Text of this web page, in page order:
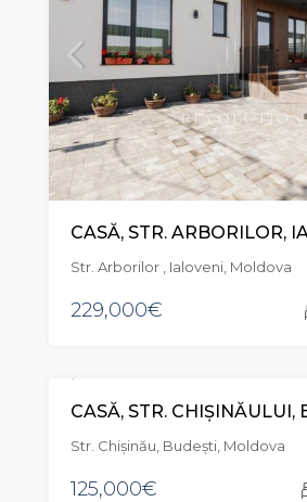
CASĂ, STR. ARBORILOR,
Str. Arborilor , Ialoveni, Moldova
229,000€
CASĂ, STR. CHIȘINĂULUI,
Str. Chișinău, Budești, Moldova
125,000€